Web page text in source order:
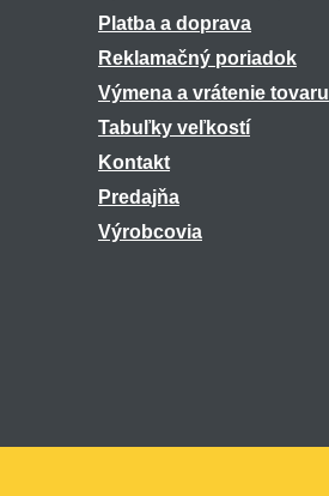
Platba a doprava
Reklamačný poriadok
Výmena a vrátenie tovaru
Tabuľky veľkostí
Kontakt
Predajňa
Výrobcovia